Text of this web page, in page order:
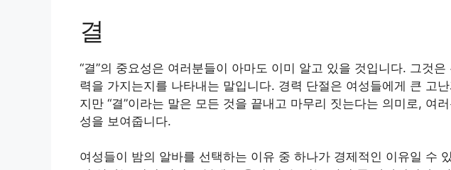
결
“결”의 중요성은 여러분들이 아마도 이미 알고 있을 것입니다. 그것
력을 가지는지를 나타내는 말입니다. 경력 단절은 여성들에게 큰 고
지만 “결”이라는 말은 모든 것을 끝내고 마무리 짓는다는 의미로, 여
성을 보여줍니다.
여성들이 밤의 알바를 선택하는 이유 중 하나가 경제적인 이유일 수